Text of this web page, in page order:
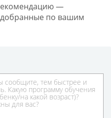
—
по вашим